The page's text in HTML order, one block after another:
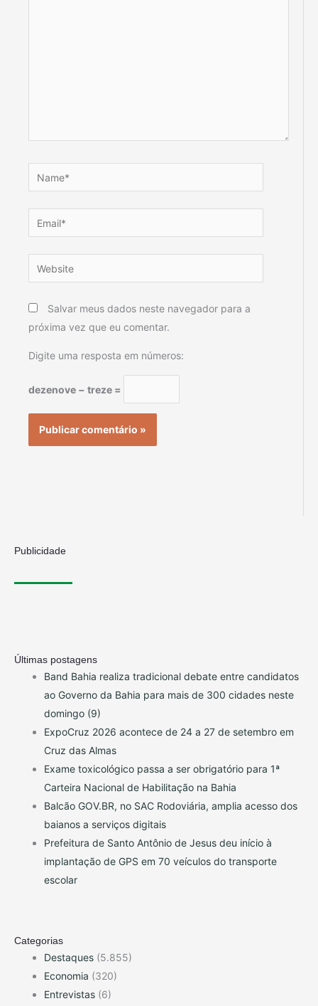
Email*
Website
Salvar meus dados neste navegador para a
próxima vez que eu comentar.
Digite uma resposta em números:
dezenove − treze =
Publicidade
Últimas postagens
Band Bahia realiza tradicional debate entre candidatos
ao Governo da Bahia para mais de 300 cidades neste
domingo (9)
ExpoCruz 2026 acontece de 24 a 27 de setembro em
Cruz das Almas
Exame toxicológico passa a ser obrigatório para 1ª
Carteira Nacional de Habilitação na Bahia
Balcão GOV.BR, no SAC Rodoviária, amplia acesso dos
baianos a serviços digitais
Prefeitura de Santo Antônio de Jesus deu início à
implantação de GPS em 70 veículos do transporte
escolar
Categorias
Destaques (5.855)
Economia (320)
Entrevistas (6)